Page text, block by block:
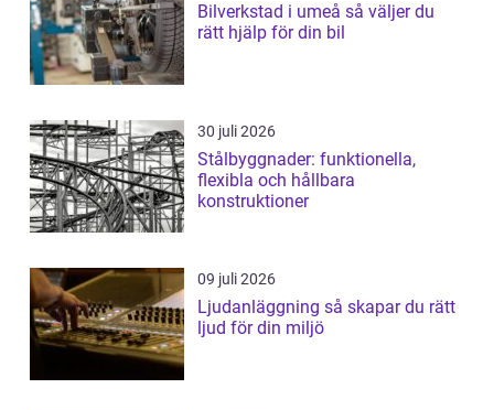
Bilverkstad i umeå så väljer du
rätt hjälp för din bil
30 juli 2026
Stålbyggnader: funktionella,
flexibla och hållbara
konstruktioner
09 juli 2026
Ljudanläggning så skapar du rätt
ljud för din miljö